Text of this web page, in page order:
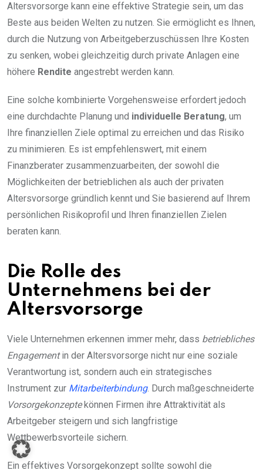
Altersvorsorge kann eine effektive Strategie sein, um das
Beste aus beiden Welten zu nutzen. Sie ermöglicht es Ihnen,
durch die Nutzung von Arbeitgeberzuschüssen Ihre Kosten
zu senken, wobei gleichzeitig durch private Anlagen eine
höhere Rendite angestrebt werden kann.
Eine solche kombinierte Vorgehensweise erfordert jedoch
eine durchdachte Planung und individuelle Beratung, um
Ihre finanziellen Ziele optimal zu erreichen und das Risiko
zu minimieren. Es ist empfehlenswert, mit einem
Finanzberater zusammenzuarbeiten, der sowohl die
Möglichkeiten der betrieblichen als auch der privaten
Altersvorsorge gründlich kennt und Sie basierend auf Ihrem
persönlichen Risikoprofil und Ihren finanziellen Zielen
beraten kann.
Die Rolle des
Unternehmens bei der
Altersvorsorge
Viele Unternehmen erkennen immer mehr, dass betriebliches
Engagementin der Altersvorsorge nicht nur eine soziale
Verantwortung ist, sondern auch ein strategisches
Instrument zur Mitarbeiterbindung. Durch maßgeschneiderte
Vorsorgekonzeptekönnen Firmen ihre Attraktivität als
Arbeitgeber steigern und sich langfristige
Wettbewerbsvorteile sichern.
Ein effektives Vorsorgekonzept sollte sowohl die